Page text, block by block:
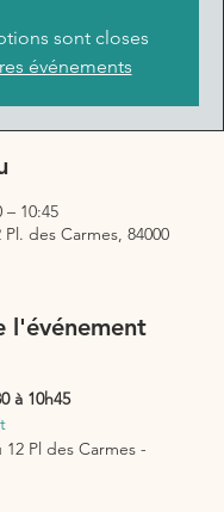
sont closes
événements
– 10:45
des Carmes, 84000
l'événement
à 10h45
Pl des Carmes -